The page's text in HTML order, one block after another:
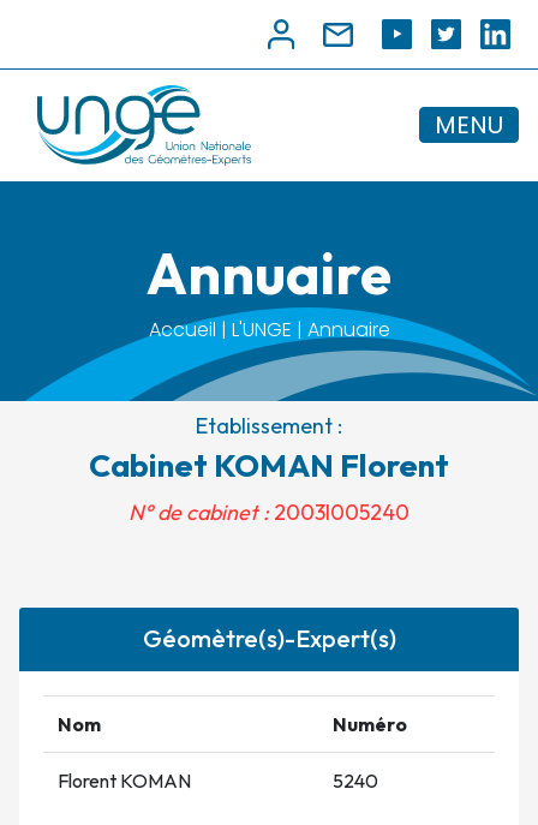
MENU
Annuaire
Accueil | L'UNGE | Annuaire
Etablissement :
Cabinet KOMAN Florent
N° de cabinet :2003I005240
Géomètre(s)-Expert(s)
Nom Numéro
Florent KOMAN 5240